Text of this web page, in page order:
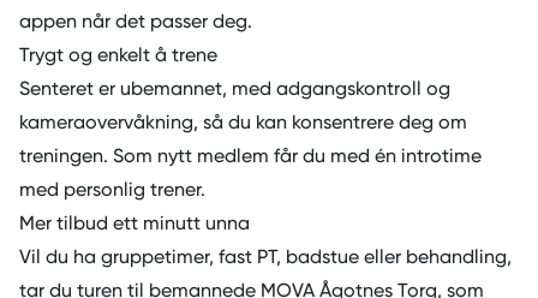
appen når det passer deg.
Trygt og enkelt å trene
Senteret er ubemannet, med adgangskontroll og
kameraovervåkning, så du kan konsentrere deg om
treningen. Som nytt medlem får du med én introtime
med personlig trener.
Mer tilbud ett minutt unna
Vil du ha gruppetimer, fast PT, badstue eller behandling,
tar du turen til bemannede MOVA Ågotnes Torg, som